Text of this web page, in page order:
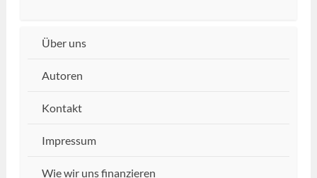
Über uns
Autoren
Kontakt
Impressum
Wie wir uns finanzieren